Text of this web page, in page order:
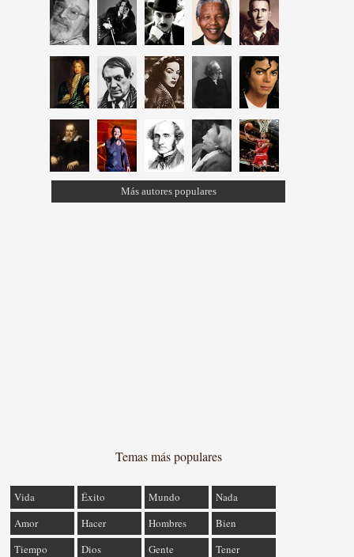
Más autores populares
Temas más populares
Vida Éxito Mundo
Nada
Amor
Hacer Hombres
Bien
Tiempo
Dios Gente Tener